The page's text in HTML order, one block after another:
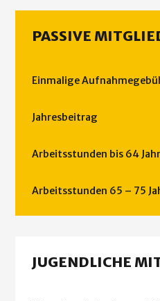
PASSIVE
Einmalige
Jahresbeitrag
Arbeitsstunden bis 64
Arbeitsstunden 65 – 75
JUGENDLICHE